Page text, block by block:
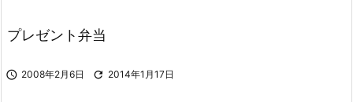
プレゼント弁当
 2008年2月6日  2014年1月17日